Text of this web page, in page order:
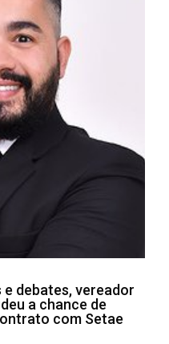
debates, vereador
a chance de
com Setae